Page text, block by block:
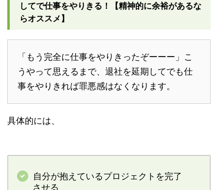
してで仕事をやりきる！【精神的に余裕があるな
らオススメ】
「もう完全に仕事をやりきったぞーーー」こ
うやって思えるまで、退社を延期してでも仕
事をやりきれば罪悪感はなくなります。
具体的には、
自分が抱えているプロジェクトを完了
させる